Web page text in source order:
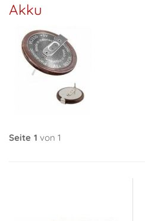
Akku
Seite 1 von 1